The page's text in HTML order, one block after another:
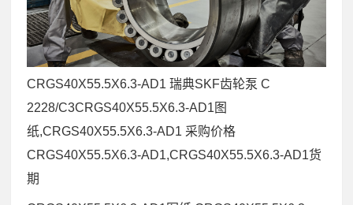
CRGS40X55.5X6.3-AD1 瑞典SKF齿轮泵 C
2228/C3CRGS40X55.5X6.3-AD1图
纸,CRGS40X55.5X6.3-AD1 采购价格
CRGS40X55.5X6.3-AD1,CRGS40X55.5X6.3-AD1货
期